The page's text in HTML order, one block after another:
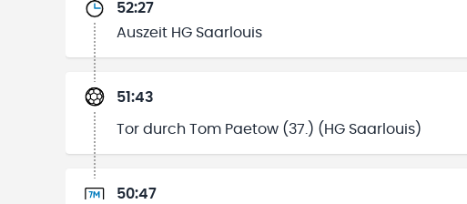
52:27
Auszeit HG Saarlouis
51:43
Tor durch Tom Paetow (37.) (HG Saarlouis)
50:47